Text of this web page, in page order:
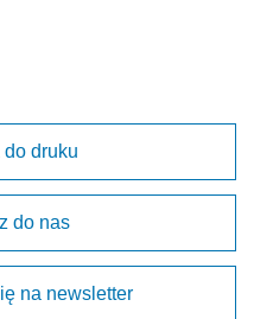
druku
do nas
na newsletter